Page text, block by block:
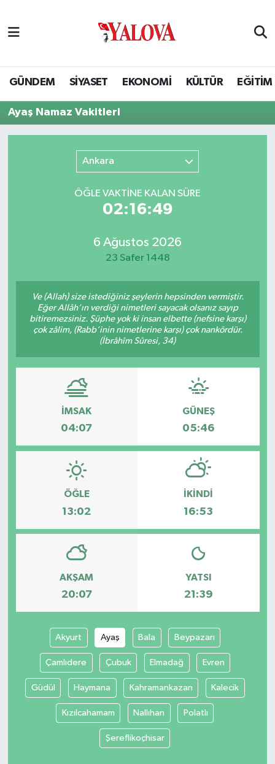
GÜNDEM SİYASET EKONOMİ KÜLTÜR EĞİTİM
Ayaş Namaz Vakitleri
Ankara
ÖĞLE VAKTİNE KALAN SÜRE
02:16:49
6 Ağustos 2026
23 Safer 1448
Ve (Allah) size istediğiniz şeylerin hepsinden vermiştir.
Eğer Allâh’ın verdiği nimetleri sayacak olsanız sayıp
bitiremezsiniz. Şüphe yok ki insan elbette (nefsine karşı)
çok zâlim, (Rabb’inin nimetlerine karşı) çok nankördür.
(İbrâhîm Sûresi, 34)
İMSAK
04:07
GÜNEŞ
05:46
ÖĞLE
13:02
İKINDI
16:53
AKŞAM
20:07
YATSI
21:39
Akyurt Ayaş Bala Beypazarı
Çamlıdere Çubuk Elmadağ Evren
Güdül Haymana Kahramankazan Kalecik
Kızılcahamam Nallıhan Polatlı
Şereflikoçhisar
SİYASET
EKONOMİ
BİLİM VE TEKNOLOJİ
SPOR
ULUSAL
İLÇELERİMİZ
RESMİ İLAN
Yalova Nöbetçi Eczaneler
Yalova Hava Durumu
Yalova Namaz Vakitleri
Puan Durumu ve Fikstür
Tüm Manşetler